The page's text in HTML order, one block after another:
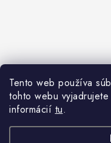
Tento web používa
tohto webu
informácií tu.